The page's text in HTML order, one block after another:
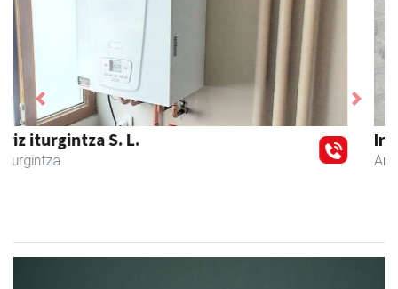
Iraola aholkularitza
Amasa-Villabona
Previous Next